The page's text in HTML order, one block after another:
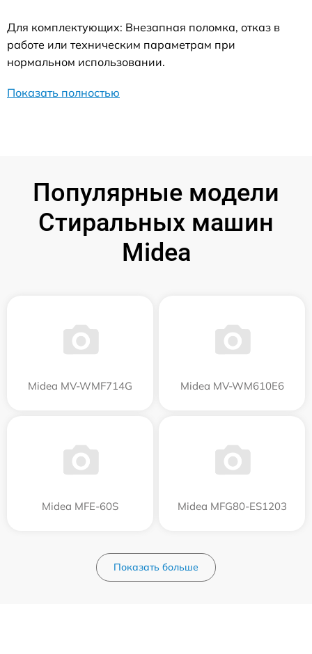
Для комплектующих: Внезапная поломка, отказ в
работе или техническим параметрам при
нормальном использовании.
Показать полностью
Популярные модели
Стиральных машин
Midea
Midea MV-WMF714G Midea MV-WM610E6
Midea MFE-60S Midea MFG80-ES1203
Показать больше